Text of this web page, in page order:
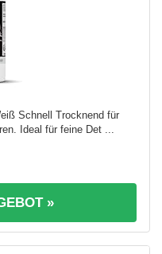
Schnell Trocknend für
Ideal für feine Det ...
»